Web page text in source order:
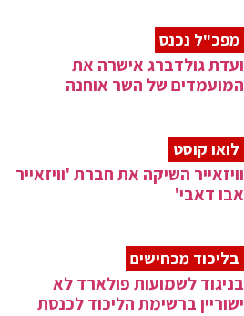
מפכ"ל נכנס
ועדת גולדברג אישרה את
המועמדים של השר אוחנה
לואו קוסט
וויזאייר השיקה את חברת 'וויזאייר
אבו דאבי'
בליכוד מכחישים
בניגוד לשמועות פולארד לא
ישוריין ברשימת הליכוד לכנסת